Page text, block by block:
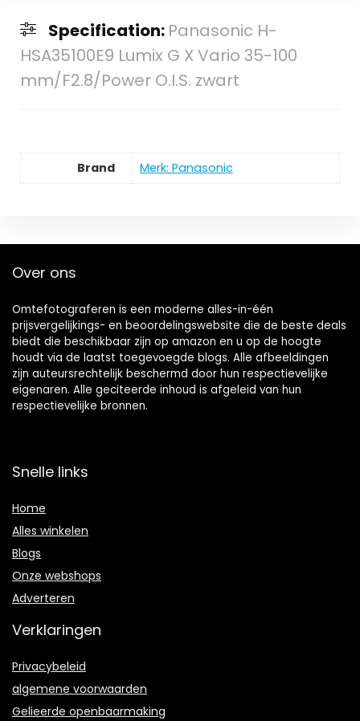
Specification: Panasonic H-
HSA35100E9 Lumix G X Vario 35-100
mm/F2.8/Power O.I.S. zwart
Brand Merk: Panasonic
Over ons
Omtefotograferen is een moderne alles-in-één
prijsvergelijkings- en beoordelingswebsite die de beste deals
biedt die beschikbaar zijn op amazon en u op de hoogte
houdt via de laatst toegevoegde blogs. Alle afbeeldingen
zijn auteursrechtelijk beschermd door hun respectievelijke
eigenaren. Alle geciteerde inhoud is afgeleid van hun
respectievelijke bronnen.
Snelle links
Home
Alles winkelen
Blogs
Onze webshops
Adverteren
Verklaringen
Privacybeleid
algemene voorwaarden
Gelieerde openbaarmaking